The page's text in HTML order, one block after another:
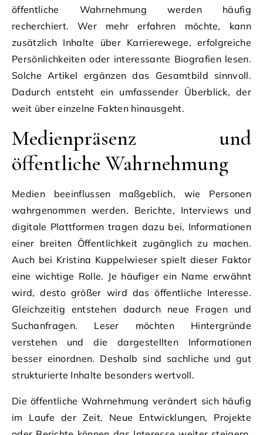
öffentliche Wahrnehmung werden häufig
recherchiert. Wer mehr erfahren möchte, kann
zusätzlich Inhalte über Karrierewege, erfolgreiche
Persönlichkeiten oder interessante Biografien lesen.
Solche Artikel ergänzen das Gesamtbild sinnvoll.
Dadurch entsteht ein umfassender Überblick, der
weit über einzelne Fakten hinausgeht.
Medienpräsenz und
öffentliche Wahrnehmung
Medien beeinflussen maßgeblich, wie Personen
wahrgenommen werden. Berichte, Interviews und
digitale Plattformen tragen dazu bei, Informationen
einer breiten Öffentlichkeit zugänglich zu machen.
Auch bei Kristina Kuppelwieser spielt dieser Faktor
eine wichtige Rolle. Je häufiger ein Name erwähnt
wird, desto größer wird das öffentliche Interesse.
Gleichzeitig entstehen dadurch neue Fragen und
Suchanfragen. Leser möchten Hintergründe
verstehen und die dargestellten Informationen
besser einordnen. Deshalb sind sachliche und gut
strukturierte Inhalte besonders wertvoll.
Die öffentliche Wahrnehmung verändert sich häufig
im Laufe der Zeit. Neue Entwicklungen, Projekte